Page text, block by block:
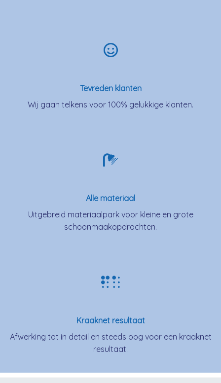
Tevreden klanten
Wij gaan telkens voor 100% gelukkige klanten.
Alle materiaal
Uitgebreid materiaalpark voor kleine en grote
schoonmaakopdrachten.
Kraaknet resultaat
Afwerking tot in detail en steeds oog voor een kraaknet
resultaat.